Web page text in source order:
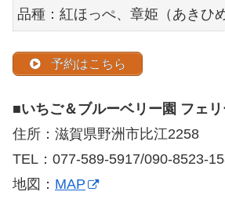
品種：紅ほっぺ、章姫（あきひ
予約はこちら
■いちご＆ブルーベリー園 フェ
住所：滋賀県野洲市比江2258
TEL：077-589-5917/090-8523-
地図： MAP